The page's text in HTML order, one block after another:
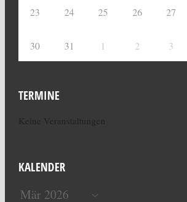
23 24 25 26 27
30 31 1 2 3
TERMINE
KALENDER